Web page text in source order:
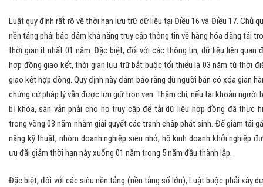
​Luật quy định rất rõ về thời hạn lưu trữ dữ liệu tại Điều 16 và Điều 17. Chủ
nền tảng phải bảo đảm khả năng truy cập thông tin về hàng hóa đăng tải
thời gian ít nhất 01 năm. Đặc biệt, đối với các thông tin, dữ liệu liên quan
hợp đồng giao kết, thời gian lưu trữ bắt buộc tối thiểu là 03 năm từ thời
giao kết hợp đồng. Quy định này đảm bảo rằng dù người bán có xóa gian
chứng cứ pháp lý vẫn được lưu giữ trọn vẹn. Thậm chí, nếu tài khoản người
bị khóa, sàn vẫn phải cho họ truy cập để tải dữ liệu hợp đồng đã thực
trong vòng 03 năm nhằm giải quyết các tranh chấp phát sinh. Để giảm tải
nặng kỹ thuật, nhóm doanh nghiệp siêu nhỏ, hộ kinh doanh khởi nghiệp
ưu đãi giảm thời hạn này xuống 01 năm trong 5 năm đầu thành lập.
​Đặc biệt, đối với các siêu nền tảng (nền tảng số lớn), Luật buộc phải xây